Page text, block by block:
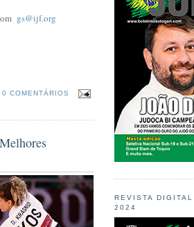
gs@ijf.org
0 COMENTÁRIOS
REVISTA
2024